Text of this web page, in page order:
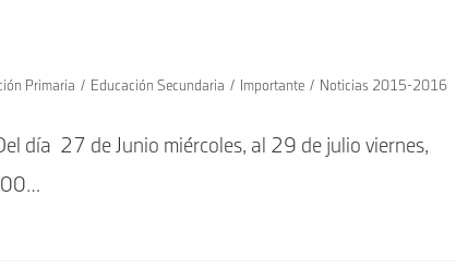
Primaria / Educación Secundaria / Importante / Noticias 2015-2016
día 27 de Junio miércoles, al 29 de julio viernes,